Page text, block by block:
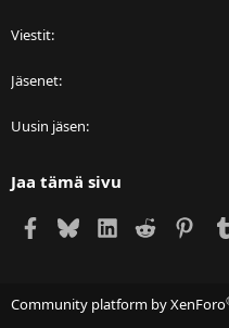
Viestit
Jäsenet
Uusin jäsen
Jaa tämä sivu
Facebook
BlueskyLinkedIn
Reddit
Community platform by XenForo